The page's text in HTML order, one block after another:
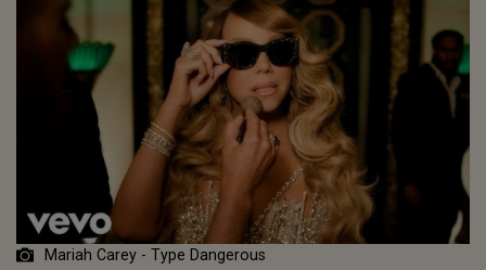
Mariah Carey - Type Dangerous